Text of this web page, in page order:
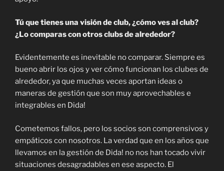
Tú que tienes una visión de club, ¿cómo ves al club?
¿Lo comparas con otros clubs de alrededor?
Evidentemente es inevitable no comparar. Siempre es
bueno abrir los ojos y ver cómo funcionan los clubes de
alrededor, ya que muchas veces aportan ideas o
maneras de gestión que son muy aprovechables e
integrables en Dida!
Cometemos fallos, pero los socios son comprensivos y
empáticos con nosotros. La verdad que en los años que
llevamos en la gestión de Dida! no nos han tocado vivir
situaciones desagradables en ese aspecto. El